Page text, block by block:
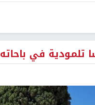
في باحاته